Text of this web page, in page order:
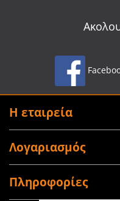
Η εταιρεία
Λογαριασμός
Πληροφορίες